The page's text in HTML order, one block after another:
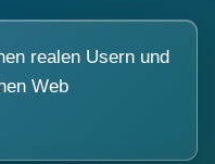
realen Usern und
Web